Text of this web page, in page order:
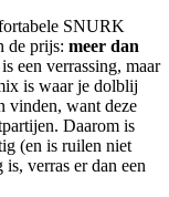
SNURK
de prijs: meer dan
een verrassing, maar
is waar je dolblij
vinden, want deze
Daarom is
(en is ruilen niet
verras er dan een